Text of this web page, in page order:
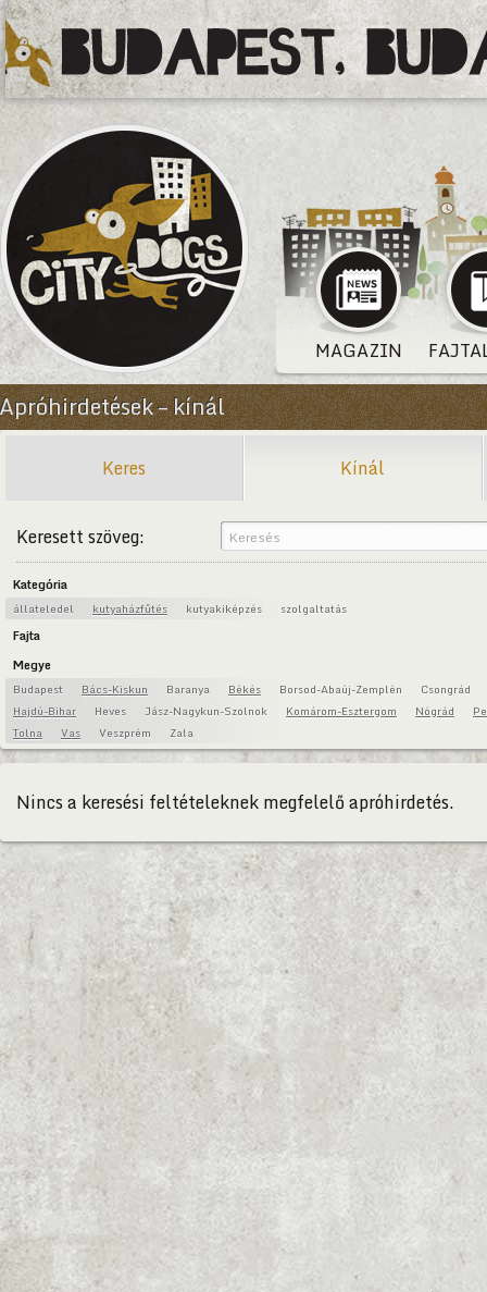
MAGAZIN
Apróhirdetések – kínál
Keres Kínál
Keresett szöveg:
Kategória
állateledel kutyaházfűtés kutyakiképzés szolgaltatás
Fajta
Megye
Budapest Bács-Kiskun Baranya Békés Borsod-Abaúj-Zemplén
Csongrád
Hajdú-Bihar
Heves Jász-Nagykun-Szolnok Komárom-Esztergom Nógrád
Tolna
Vas Veszprém Zala
Nincs a keresési feltételeknek megfelelő apróhirdetés.